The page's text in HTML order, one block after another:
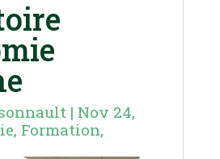
| Nov 24,
, Formation,